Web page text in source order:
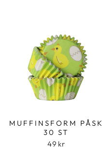
MUFFINSFORM PÅSK
30 ST
49 kr